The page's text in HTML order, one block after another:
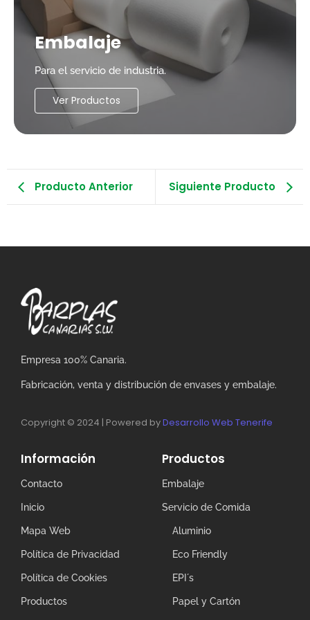
Embalaje
Para el servicio de industria.
Ver Productos
Producto Anterior Siguiente Producto
Empresa 100% Canaria.
Fabricación, venta y distribución de envases y embalaje.
Copyright © 2024 | Powered byDesarrollo Web Tenerife
Información
Contacto
Inicio
Mapa Web
Política de Privacidad
Política de Cookies
Productos
Productos
Embalaje
Servicio de Comida
Aluminio
Eco Friendly
EPI´s
Papel y Cartón